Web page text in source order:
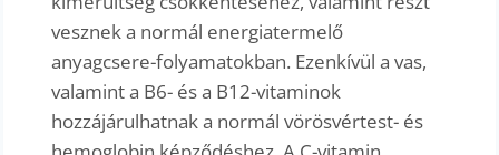
vesznek a normál energiatermelő
anyagcsere-folyamatokban. Ezenkívül a vas,
valamint a B6- és a B12-vitaminok
hozzájárulhatnak a normál vörösvértest- és